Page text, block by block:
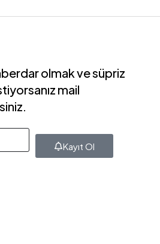
olmak ve süpriz
mail
Kayıt Ol